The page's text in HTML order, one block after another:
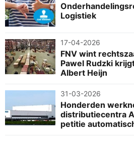
Logistiek
17-04-2026
FNV wint
Pawel Rudzki
Albert Heijn
31-03-2026
Honderden
distributiecentra
petitie